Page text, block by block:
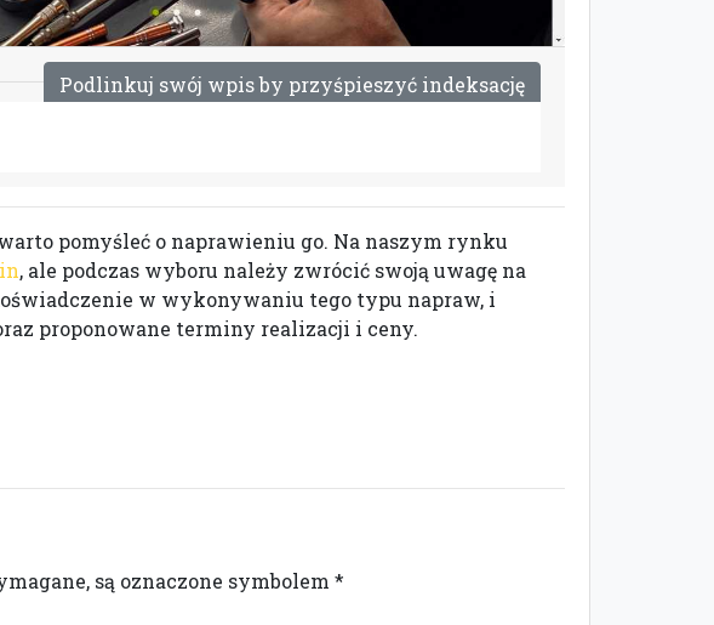
Podlinkuj swój wpisby przyśpieszyć indeksację
pomyśleć o naprawieniu go. Na naszym rynku
, ale podczas wyboru należy zwrócić swoją uwagę na
w wykonywaniu tego typu napraw, i
proponowane terminy realizacji i ceny.
są oznaczone symbolem *